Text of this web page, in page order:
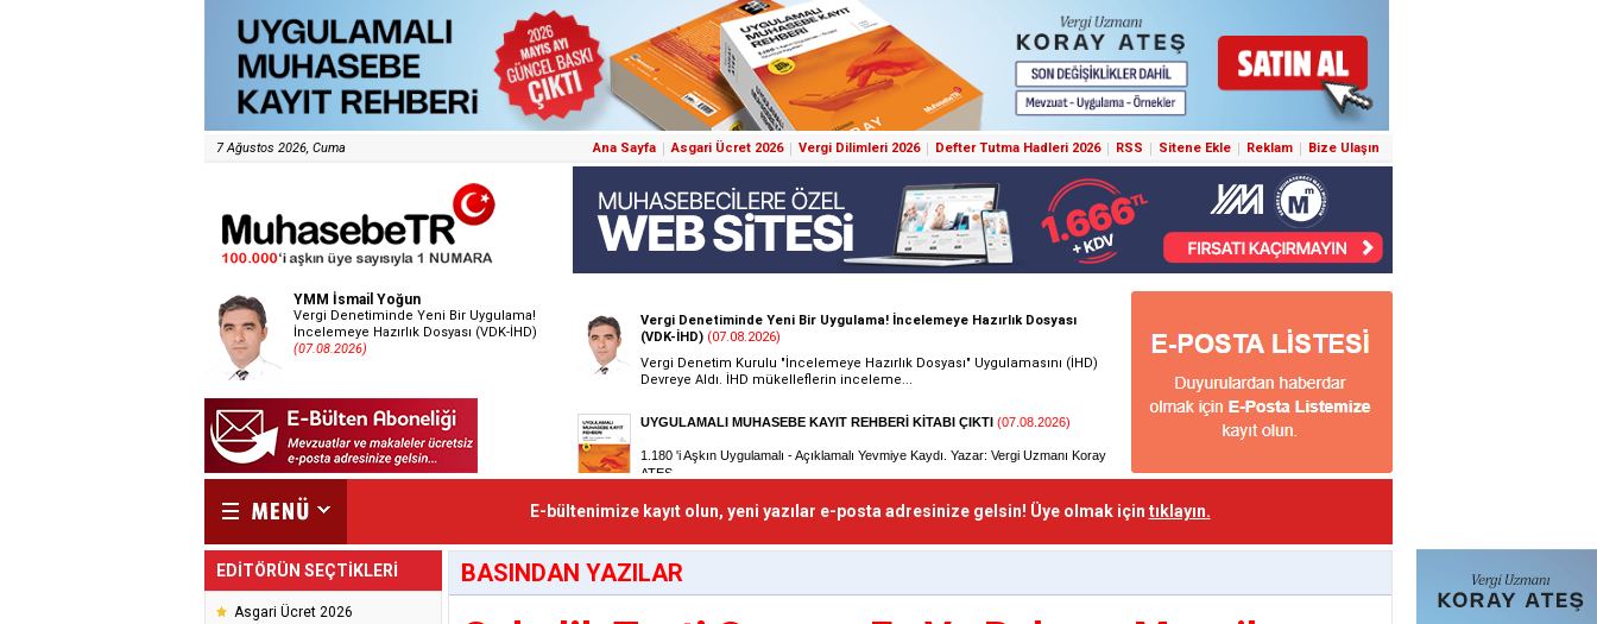
7 Ağustos 2026, Cuma Ana Sayfa Asgari Ücret 2026 Vergi Dilimleri 2026 Defter Tutma Hadleri 2026 RSS Sitene Ekle Reklam Bize Ulaşın
YMM İsmail Yoğun
Vergi Denetiminde Yeni Bir Uygulama!
İncelemeye Hazırlık Dosyası (VDK-İHD)
(07.08.2026)
E-bültenimize kayıt olun, yeni yazılar e-posta adresinize gelsin! Üye olmak için tıklayın.
EDİTÖRÜN SEÇTİKLERİ
Asgari Ücret 2026
BASINDAN YAZILAR